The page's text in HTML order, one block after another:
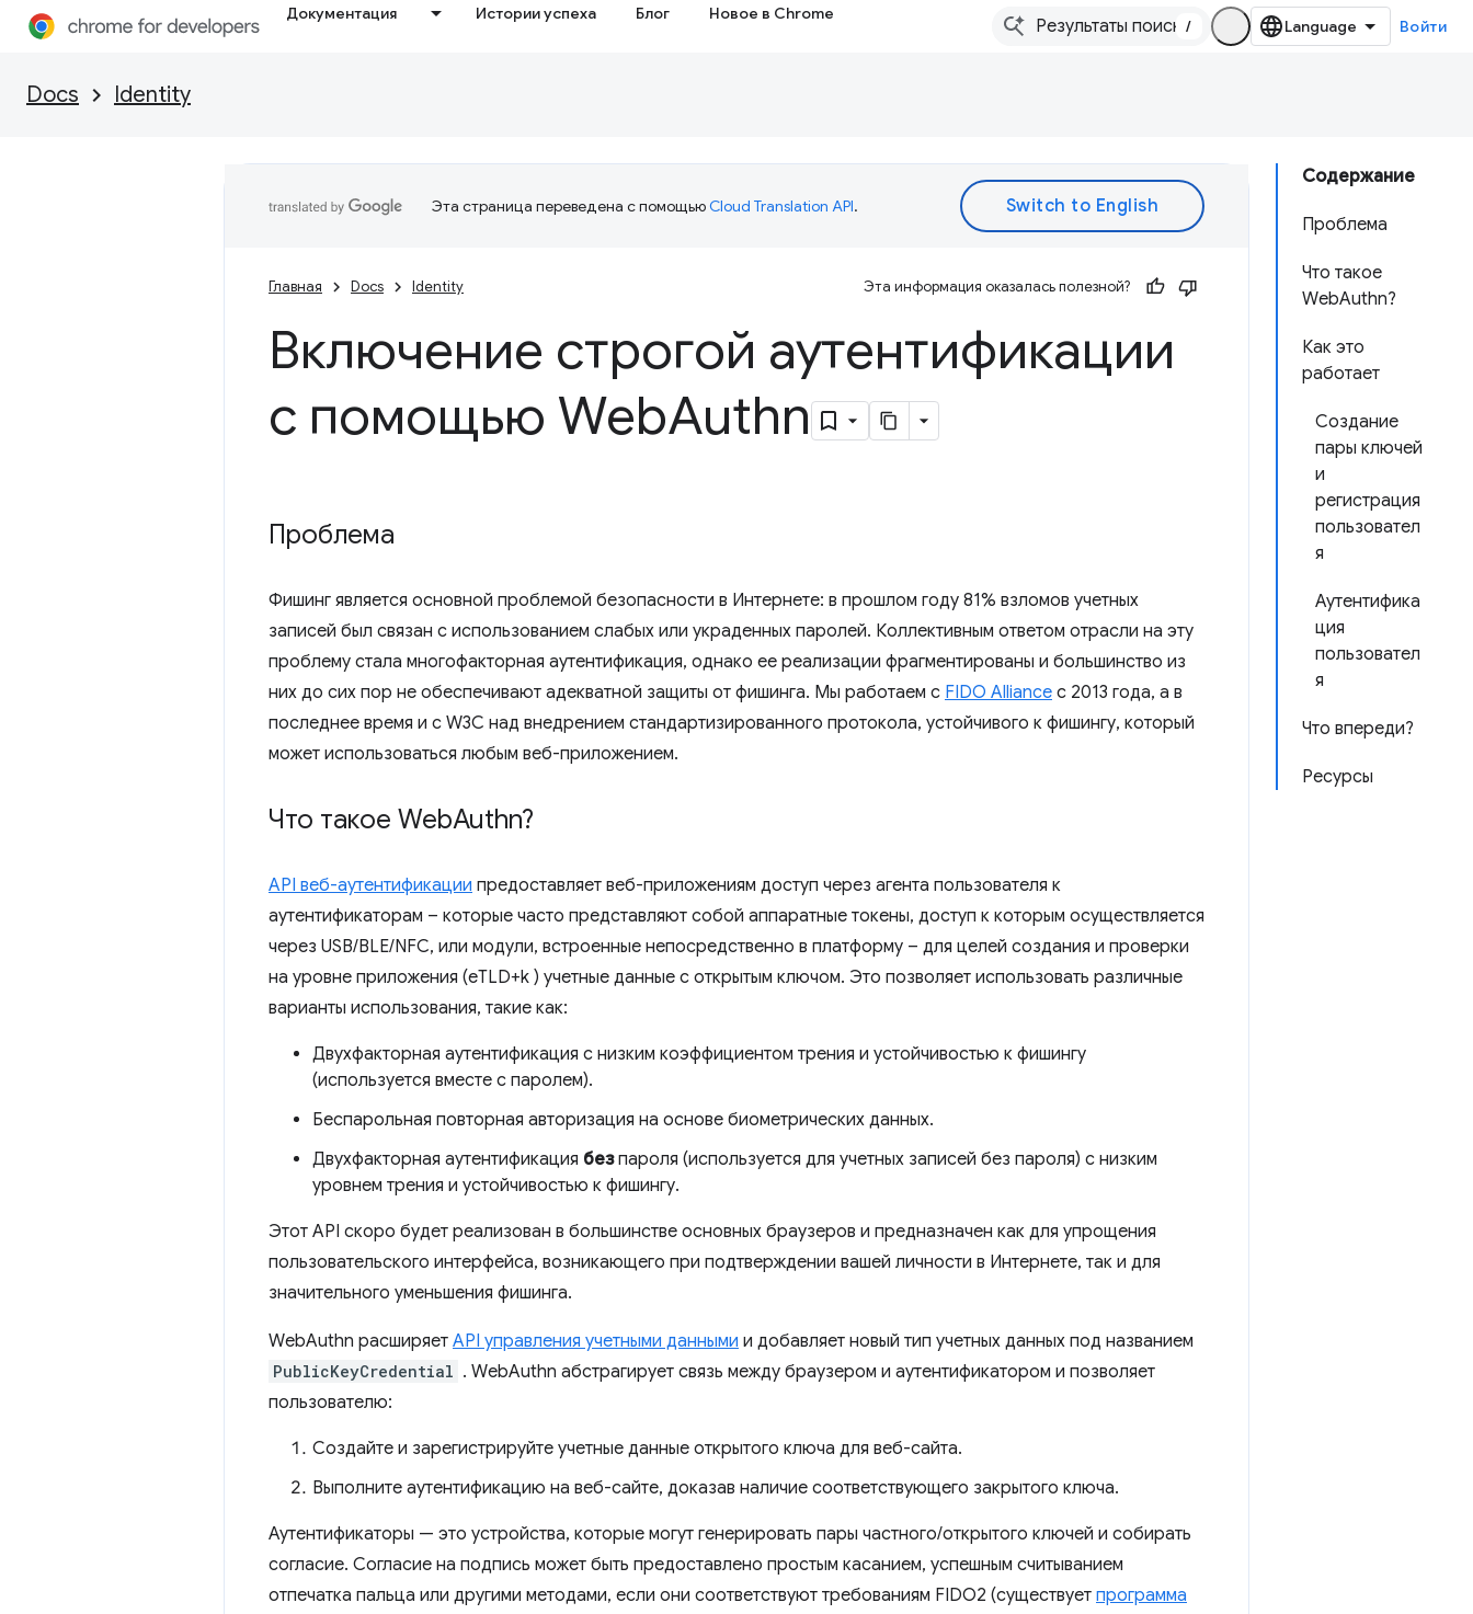
Документация Истории успеха Блог Новое в Chrome
/ Войти
Docs Identity
Содержание
Проблема
Что такое
WebAuthn?
Как это
работает
Создание
пары ключей
и
регистрация
пользовател
я
Аутентифика
ция
пользовател
я
Что впереди?
Ресурсы
Эта страница переведена с помощьюCloud Translation API.
Главная Docs Identity Эта информация оказалась полезной?
Включение строгой аутентификации
с помощью WebAuthn
Проблема
Фишинг является основной проблемой безопасности в Интернете: в прошлом году 81% взломов учетных
записей был связан с использованием слабых или украденных паролей. Коллективным ответом отрасли на эту
проблему стала многофакторная аутентификация, однако ее реализации фрагментированы и большинство из
них до сих пор не обеспечивают адекватной защиты от фишинга. Мы работаем с FIDO Alliance с 2013 года, а в
последнее время и с W3C над внедрением стандартизированного протокола, устойчивого к фишингу, который
может использоваться любым веб-приложением.
Что такое WebAuthn?
API веб-аутентификации предоставляет веб-приложениям доступ через агента пользователя к
аутентификаторам – которые часто представляют собой аппаратные токены, доступ к которым осуществляется
через USB/BLE/NFC, или модули, встроенные непосредственно в платформу – для целей создания и проверки
на уровне приложения (eTLD+k ) учетные данные с открытым ключом. Это позволяет использовать различные
варианты использования, такие как:
Двухфакторная аутентификация с низким коэффициентом трения и устойчивостью к фишингу
(используется вместе с паролем).
Беспарольная повторная авторизация на основе биометрических данных.
Двухфакторная аутентификация безпароля (используется для учетных записей без пароля) с низким
уровнем трения и устойчивостью к фишингу.
Этот API скоро будет реализован в большинстве основных браузеров и предназначен как для упрощения
пользовательского интерфейса, возникающего при подтверждении вашей личности в Интернете, так и для
значительного уменьшения фишинга.
WebAuthn расширяет API управления учетными данными и добавляет новый тип учетных данных под названием
PublicKeyCredential . WebAuthn абстрагирует связь между браузером и аутентификатором и позволяет
пользователю:
Создайте и зарегистрируйте учетные данные открытого ключа для веб-сайта.
Выполните аутентификацию на веб-сайте, доказав наличие соответствующего закрытого ключа.
Аутентификаторы — это устройства, которые могут генерировать пары частного/открытого ключей и собирать
согласие. Согласие на подпись может быть предоставлено простым касанием, успешным считыванием
отпечатка пальца или другими методами, если они соответствуют требованиям FIDO2 (существует программа